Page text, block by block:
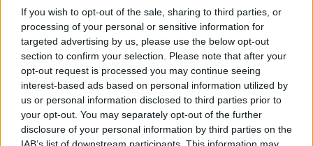
If you wish to opt-out of the sale, sharing to third parties, or
processing of your personal or sensitive information for
targeted advertising by us, please use the below opt-out
section to confirm your selection. Please note that after your
opt-out request is processed you may continue seeing
interest-based ads based on personal information utilized by
us or personal information disclosed to third parties prior to
your opt-out. You may separately opt-out of the further
disclosure of your personal information by third parties on the
Basta cliccare QUI
Fotogallery